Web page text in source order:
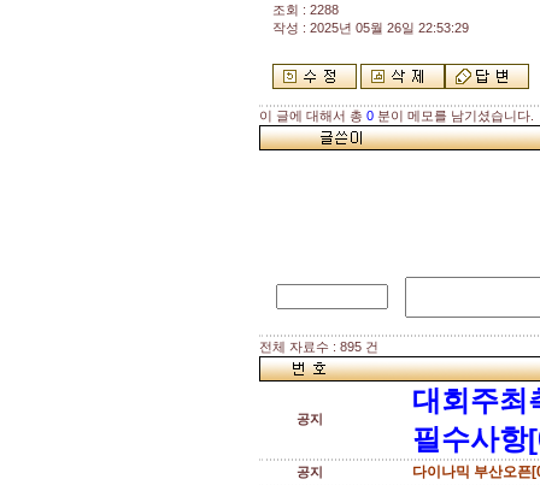
조회 : 2288
작성 : 2025년 05월 26일 22:53:29
이 글에 대해서 총 0 분이 메모를 남기셨습니다.
전체 자료수 : 895 건
공지
대회주최
필수사항
공지 다이나믹 부산오픈